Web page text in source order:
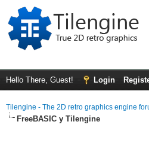
Hello There, Guest! Login
Tilengine - The 2D retro graphics engine
FreeBASIC y Tilengine